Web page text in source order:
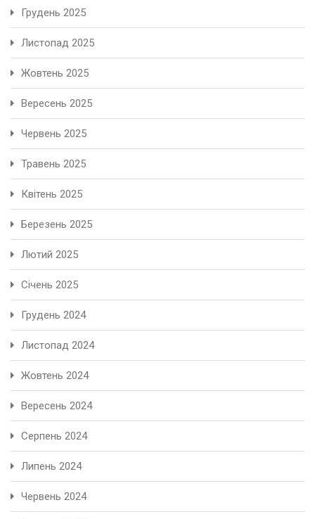
Грудень 2025
Листопад 2025
Жовтень 2025
Вересень 2025
Червень 2025
Травень 2025
Квітень 2025
Березень 2025
Лютий 2025
Січень 2025
Грудень 2024
Листопад 2024
Жовтень 2024
Вересень 2024
Серпень 2024
Липень 2024
Червень 2024